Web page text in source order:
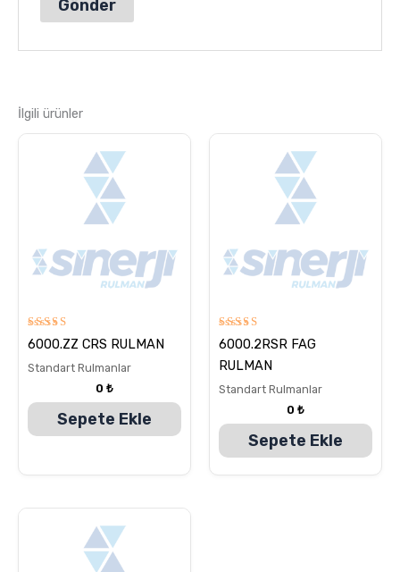
İlgili ürünler
5
üzerinden
oy aldı
6000.ZZ CRS RULMAN
Standart Rulmanlar
0 ₺
Sepete Ekle
5
üzerinden
5.00
oy aldı
6000.2RSR FAG
RULMAN
Standart Rulmanlar
0 ₺
Sepete Ekle